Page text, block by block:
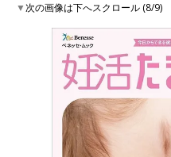
▼次の画像は下へスクロール (8/9)